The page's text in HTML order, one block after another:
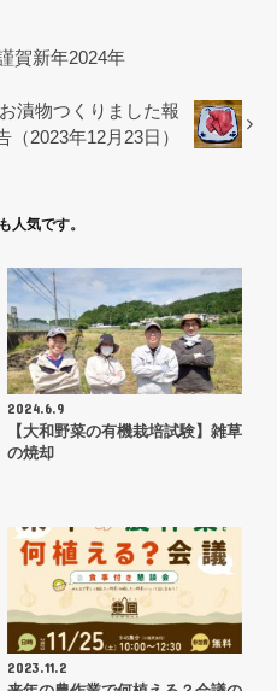
賀新年2024年
漬物つくりました報
（2023年12月23日）
人気です。
2024.6.9
【大和野菜の有機栽培試験】雑草
の焼却
2023.11.2